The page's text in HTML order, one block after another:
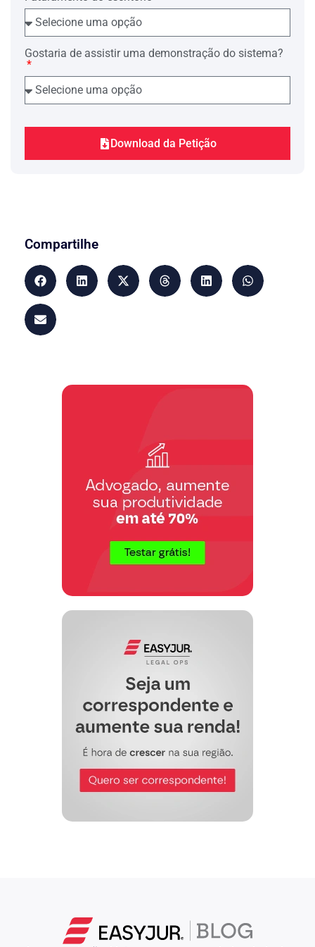
de forma a prejudicar a empresa
construtora.
O acórdão ora recorrido, em
desconformidade com o art. 333 e 364
entendimento jurisprudencial do STJ,
negou provimento ao recurso da
Construtora XXXXXXX. Decisão esta
fundamentos jurídicos a seguir.
1. Pressupostos de Admissibilidade:
outro tribunal, bem como contrariado
Lei Federal:
Com efeito, o código de processo civil
prevê que “as causa cíveis serão
simplesmente decididas, pelos órgãos
Jurisdicionais, nos limites de sua
Todavia, o acórdão recorrido negou
órgão jurisdicional federal, extrapolando
assim os limites da competência da
De fato, o acórdão ora recorrido
permitiu o julgamento pela Justiça
Federal de matéria que extrapola sua
competência, eis que o presente
processo trata de acidente do trabalho,
hipótese em que a jurisprudência deste
Egrégio Tribunal é pacífica, inclusive
que a competência para o processamento
julgar os litígios decorrentes de
acidente do trabalho.”
(Súmula 15, CORTE ESPECIAL,
julgado em 08/11/1990, DJ 14/11/1990
p. 13025)
Nessa toada, a fim de demonstrar os
requisitos de admissibilidade transcreve-
se a ementa do acórdão recorrido:
“AÇÃO REGRESSIVA.
CERCEAMENTO DE DEFESA.
CONSTITUIÇÃO DE CAPITAL.
artigo 109, inciso I, da CF estabelece
Justiça Eleitoral e do Trabalho. No caso
em comento, o INSS é autarquia federal
Gostaria de assistir uma demonstração do sistema?
Download da Petição
Compartilhe